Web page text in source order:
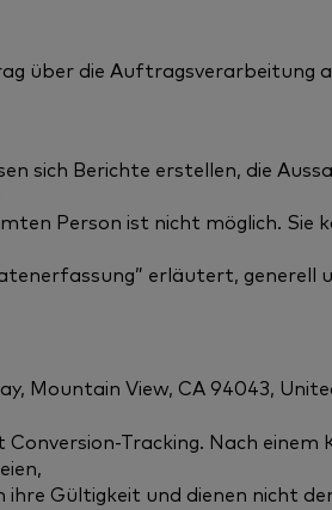
über die Auftragsverarbeitung
sich Berichte erstellen, die
Person ist nicht möglich. Sie
erläutert, generell
Mountain View, CA 94043,
Tracking. Nach einem
Gültigkeit und dienen nicht